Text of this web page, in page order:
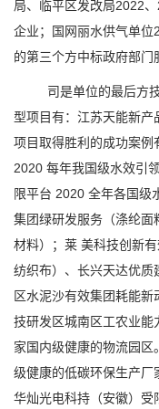
局、临平区发改局2022
企业；国网丽水供气单
的第三个方中标政府部门
司是单位的最后方
型项目有：江苏天能新
项目取得胜利的成功案例
2020 每年我国级水效引
限平台 2020 全年各国级
集团绿研发服务（涤纶
材料）；莱 美科技创新
纺织布）、长兴天达优质
区水泥沙有效集团耗能
技研发区城南区工农业能
家国内级健康的物流园
级健康的低碳环保生产厂
华灿光电科持（安徽）